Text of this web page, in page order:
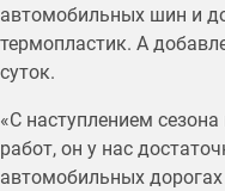
автомобильных шин и
термопластик. А
суток.
«С наступлением
работ, он у нас
автомобильных